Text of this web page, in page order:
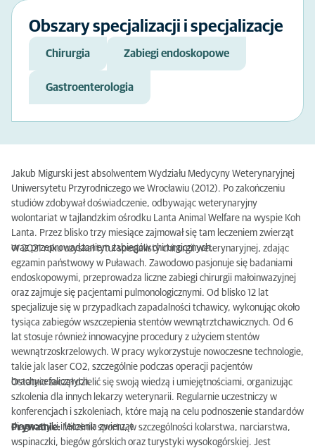
Obszary specjalizacji i specjalizacje
Chirurgia Zabiegi endoskopowe
Gastroenterologia
Jakub Migurski jest absolwentem Wydziału Medycyny Weterynaryjnej
Uniwersytetu Przyrodniczego we Wrocławiu (2012). Po zakończeniu
studiów zdobywał doświadczenie, odbywając weterynaryjny
wolontariat w tajlandzkim ośrodku Lanta Animal Welfare na wyspie Koh
Lanta. Przez blisko trzy miesiące zajmował się tam leczeniem zwierząt
oraz przeprowadzaniem zabiegów chirurgicznych.
W 2021 roku uzyskał tytuł specjalisty chirurgii weterynaryjnej, zdając
egzamin państwowy w Puławach. Zawodowo pasjonuje się badaniami
endoskopowymi, przeprowadza liczne zabiegi chirurgii małoinwazyjnej
oraz zajmuje się pacjentami pulmonologicznymi. Od blisko 12 lat
specjalizuje się w przypadkach zapadalności tchawicy, wykonując około
tysiąca zabiegów wszczepienia stentów wewnątrztchawicznych. Od 6
lat stosuje również innowacyjne procedury z użyciem stentów
wewnątrzoskrzelowych. W pracy wykorzystuje nowoczesne technologie,
takie jak laser CO2, szczególnie podczas operacji pacjentów
brachycefalicznych.
Ostatnio zaczął dzielić się swoją wiedzą i umiejętnościami, organizując
szkolenia dla innych lekarzy weterynarii. Regularnie uczestniczy w
konferencjach i szkoleniach, które mają na celu podnoszenie standardów
diagnostyki i leczenia zwierząt
Prywatnie:Miłośnik sportu, w szczególności kolarstwa, narciarstwa,
wspinaczki, biegów górskich oraz turystyki wysokogórskiej. Jest